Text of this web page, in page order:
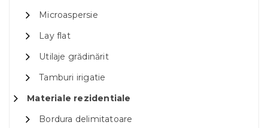
Microaspersie
Lay flat
Utilaje grădinărit
Tamburi irigatie
Materiale rezidentiale
Bordura delimitatoare